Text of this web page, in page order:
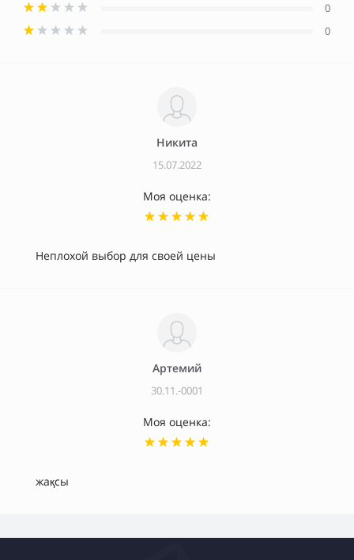
0
0
Никита
15.07.2022
Моя оценка:
Неплохой выбор для своей цены
Артемий
30.11.-0001
Моя оценка:
жақсы